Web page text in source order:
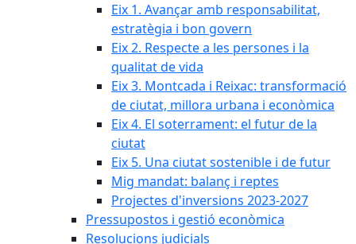
Eix 1. Avançar amb responsabilitat,
estratègia i bon govern
Eix 2. Respecte a les persones i la
qualitat de vida
Eix 3. Montcada i Reixac: transformació
de ciutat, millora urbana i econòmica
Eix 4. El soterrament: el futur de la
ciutat
Eix 5. Una ciutat sostenible i de futur
Mig mandat: balanç i reptes
Projectes d'inversions 2023-2027
Pressupostos i gestió econòmica
Resolucions judicials